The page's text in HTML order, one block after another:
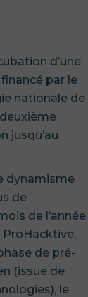
d’une
par le
nationale de
jusqu’au
dynamisme
de
de l’année
ProHacktive,
de pré-
(issue de
le